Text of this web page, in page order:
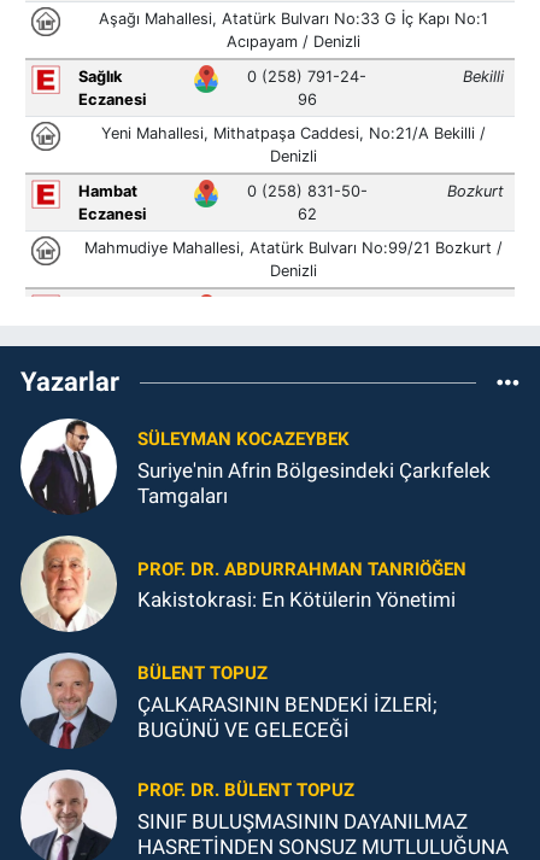
Yazarlar
SÜLEYMAN KOCAZEYBEK
Suriye'nin Afrin Bölgesindeki Çarkıfelek
Tamgaları
PROF. DR. ABDURRAHMAN TANRIÖĞEN
Kakistokrasi: En Kötülerin Yönetimi
BÜLENT TOPUZ
ÇALKARASININ BENDEKİ İZLERİ;
BUGÜNÜ VE GELECEĞİ
PROF. DR. BÜLENT TOPUZ
SINIF BULUŞMASININ DAYANILMAZ
HASRETİNDEN SONSUZ MUTLULUĞUNA